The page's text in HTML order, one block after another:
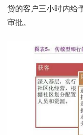
贷的客户三小时内给
审批。